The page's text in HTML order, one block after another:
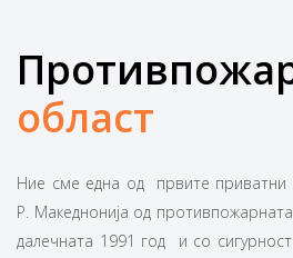
област
Ние сме една од првите
Р. Македнонија од
далечната 1991 год и со